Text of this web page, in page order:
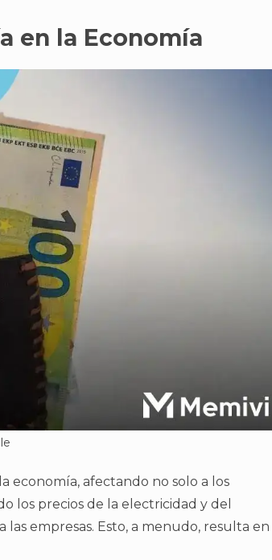
en la Economía
economía, afectando no solo a los
los precios de la electricidad y del
empresas. Esto, a menudo, resulta en